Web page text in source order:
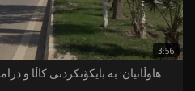
3:56
هاوڵاتیان: بە بایکۆتکردنی کاڵا و